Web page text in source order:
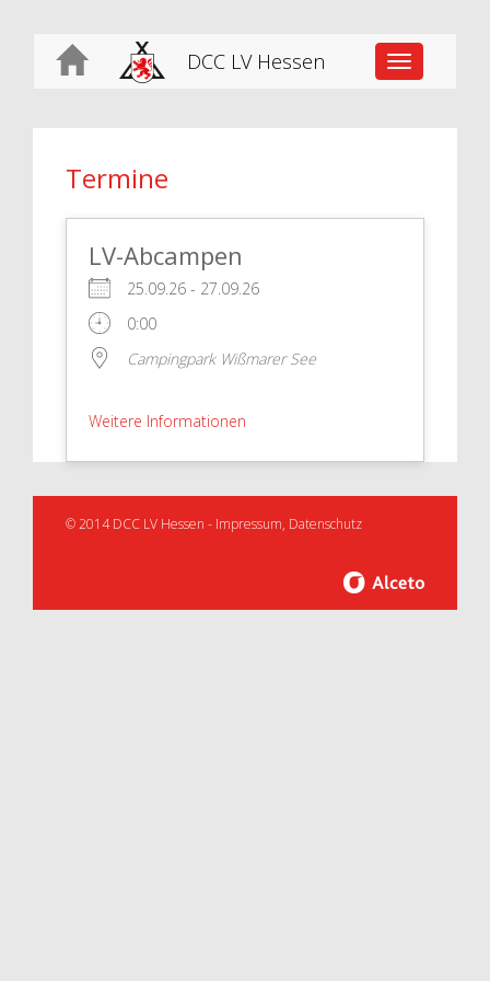
Toggle
DCC LV Hessen
Termine
LV-Abcampen
25.09.26 - 27.09.26
0:00
Campingpark Wißmarer See
Weitere Informationen
© 2014 DCC LV Hessen - Impressum, Datenschutz